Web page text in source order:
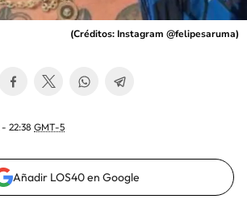
(Créditos: Instagram @felipesaruma)
22:38 GMT-5
Añadir LOS40 en Google